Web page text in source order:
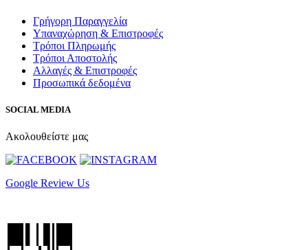
Γρήγορη Παραγγελία
Υπαναχώρηση & Επιστροφές
Τρόποι Πληρωμής
Τρόποι Αποστολής
Αλλαγές & Επιστροφές
Προσωπικά δεδομένα
SOCIAL MEDIA
Ακολουθείστε μας
Google Review Us